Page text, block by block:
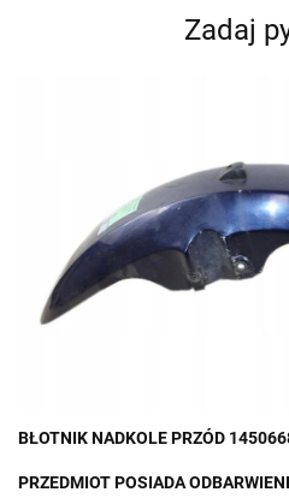
Zadaj
BŁOTNIK NADKOLE PRZÓD
PRZEDMIOT POSIADA